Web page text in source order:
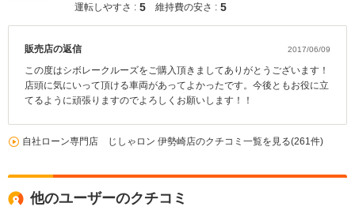
運転しやすさ : 5 維持費の安さ : 5
販売店の返信 2017/06/09
この度はシボレークルーズをご購入頂きましてありがとうございます！
店頭に気にいって頂ける車両があってよかったです。今後ともお役に立
てるように頑張りますのでよろしくお願いします！！
自社ローン専門店 じしゃロン 伊勢崎店のクチコミ一覧を見る(261件)
他のユーザーのクチコミ